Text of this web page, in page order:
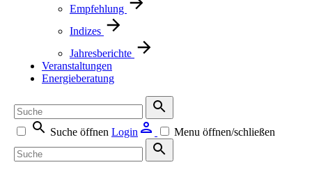
Empfehlung
Indizes
Jahresberichte
Veranstaltungen
Energieberatung
Suche öffnen Login Menu öffnen/schließen